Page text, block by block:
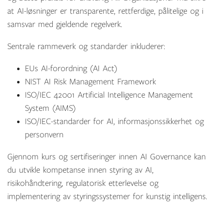
at AI-løsninger er transparente, rettferdige, pålitelige og i
samsvar med gjeldende regelverk.
Sentrale rammeverk og standarder inkluderer:
EUs AI-forordning (AI Act)
NIST AI Risk Management Framework
ISO/IEC 42001 Artificial Intelligence Management
System (AIMS)
ISO/IEC-standarder for AI, informasjonssikkerhet og
personvern
Gjennom kurs og sertifiseringer innen AI Governance kan
du utvikle kompetanse innen styring av AI,
risikohåndtering, regulatorisk etterlevelse og
implementering av styringssystemer for kunstig intelligens.